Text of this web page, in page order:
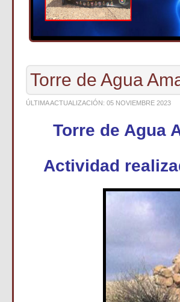
Torre de Agua
ÚLTIMA ACTUALIZACIÓN: 05 NOVIEMBRE 2023
Torre de Agua
Actividad